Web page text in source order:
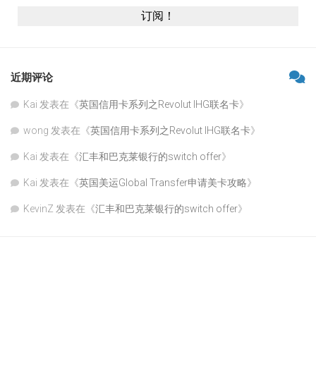
近期评论
Kai 发表在《英国信用卡系列之Revolut IHG联名卡》
wong 发表在《英国信用卡系列之Revolut IHG联名卡》
Kai 发表在《汇丰和巴克莱银行的switch offer》
Kai 发表在《英国美运Global Transfer申请美卡攻略》
KevinZ 发表在《汇丰和巴克莱银行的switch offer》